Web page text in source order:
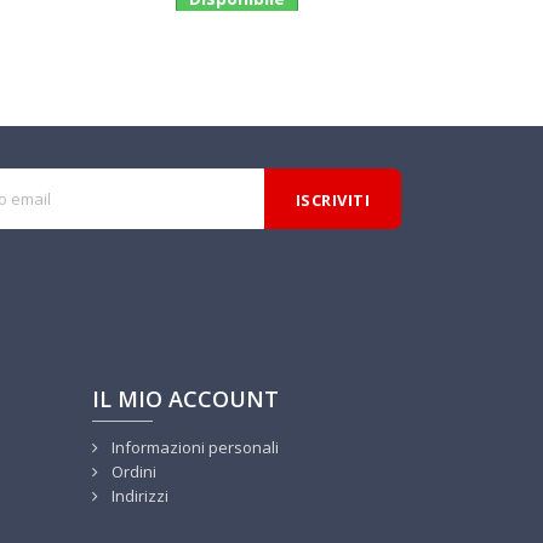
IL MIO ACCOUNT
Informazioni personali
Ordini
Indirizzi